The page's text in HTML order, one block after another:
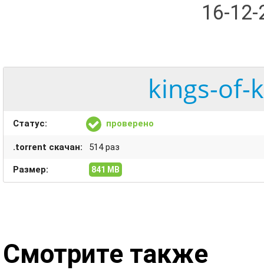
16-
kings-of-
Статус: проверено
.torrent скачан: 514 раз
Размер: 841 MB
Смотрите также